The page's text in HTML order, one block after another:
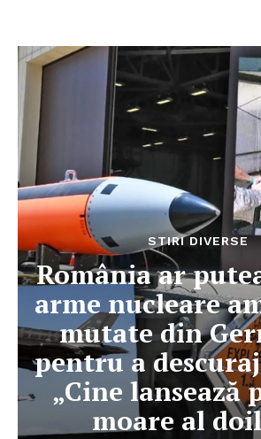
STIRI DIVERSE
România ar
arme nucleare
mutate din
pentru a
„Cine lansează
moare al